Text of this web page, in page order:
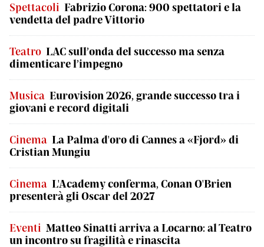
Spettacoli Fabrizio Corona: 900 spettatori e la
vendetta del padre Vittorio
Teatro LAC sull’onda del successo ma senza
dimenticare l’impegno
Musica Eurovision 2026, grande successo tra i
giovani e record digitali
Cinema La Palma d'oro di Cannes a «Fjord» di
Cristian Mungiu
Cinema L'Academy conferma, Conan O'Brien
presenterà gli Oscar del 2027
Eventi Matteo Sinatti arriva a Locarno: al Teatro
un incontro su fragilità e rinascita